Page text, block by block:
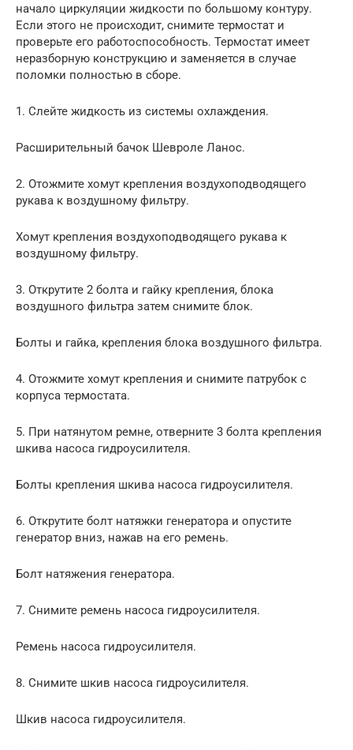
начало циркуляции жидкости по большому контуру.
Если этого не происходит, снимите термостат и
проверьте его работоспособность. Термостат имеет
неразборную конструкцию и заменяется в случае
поломки полностью в сборе.
1. Слейте жидкость из системы охлаждения.
Расширительный бачок Шевроле Ланос.
2. Отожмите хомут крепления воздухоподводящего
рукава к воздушному фильтру.
Хомут крепления воздухоподводящего рукава к
воздушному фильтру.
3. Открутите 2 болта и гайку крепления, блока
воздушного фильтра затем снимите блок.
Болты и гайка, крепления блока воздушного фильтра.
4. Отожмите хомут крепления и снимите патрубок с
корпуса термостата.
5. При натянутом ремне, отверните 3 болта крепления
шкива насоса гидроусилителя.
Болты крепления шкива насоса гидроусилителя.
6. Открутите болт натяжки генератора и опустите
генератор вниз, нажав на его ремень.
Болт натяжения генератора.
7. Снимите ремень насоса гидроусилителя.
Ремень насоса гидроусилителя.
8. Снимите шкив насоса гидроусилителя.
Шкив насоса гидроусилителя.